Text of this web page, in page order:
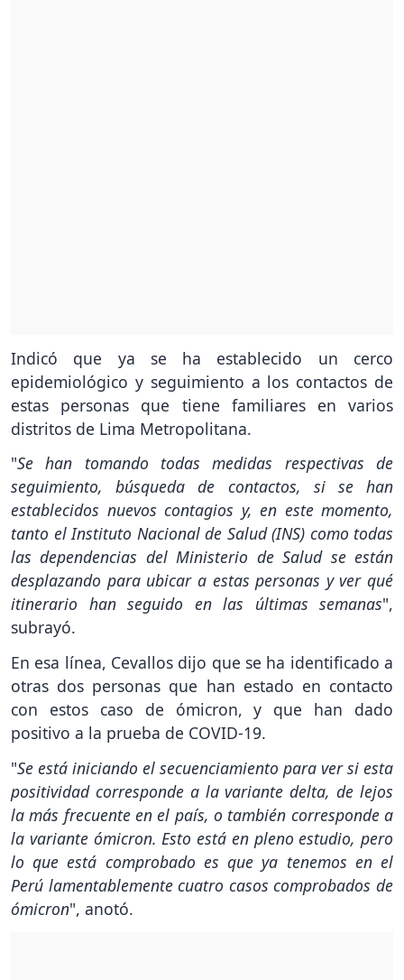
Indicó que ya se ha establecido un cerco
epidemiológico y seguimiento a los contactos de
estas personas que tiene familiares en varios
distritos de Lima Metropolitana.
"Se han tomando todas medidas respectivas de
seguimiento, búsqueda de contactos, si se han
establecidos nuevos contagios y, en este momento,
tanto el Instituto Nacional de Salud (INS) como todas
las dependencias del Ministerio de Salud se están
desplazando para ubicar a estas personas y ver qué
itinerario han seguido en las últimas semanas",
subrayó.
En esa línea, Cevallos dijo que se ha identificado a
otras dos personas que han estado en contacto
con estos caso de ómicron, y que han dado
positivo a la prueba de COVID-19.
"Se está iniciando el secuenciamiento para ver si esta
positividad corresponde a la variante delta, de lejos
la más frecuente en el país, o también corresponde a
la variante ómicron. Esto está en pleno estudio, pero
lo que está comprobado es que ya tenemos en el
Perú lamentablemente cuatro casos comprobados de
ómicron", anotó.